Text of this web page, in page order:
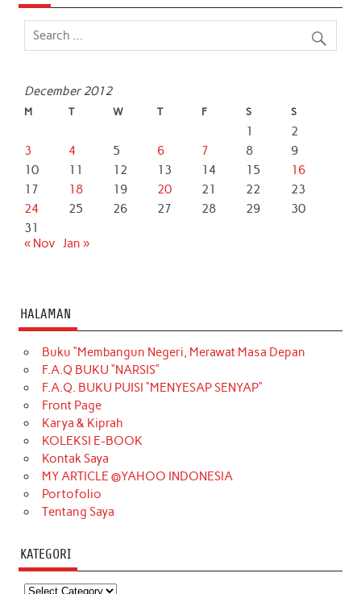
o
o
e
r
A
d
December 2012
M T W T F S S
1
2
3
4 5 6 7 8
9
10
11 12 13 14 15
16
17
18 19 20 21 22
23
24
25 26 27 28 29
30
31
« Nov Jan »
HALAMAN
Buku “Membangun Negeri, Merawat Masa Depan
F.A.Q BUKU “NARSIS”
F.A.Q. BUKU PUISI “MENYESAP SENYAP”
Front Page
Karya & Kiprah
KOLEKSI E-BOOK
Kontak Saya
MY ARTICLE @YAHOO INDONESIA
Portofolio
Tentang Saya
KATEGORI
Kategori